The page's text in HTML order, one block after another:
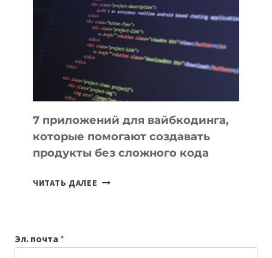
ИНСТРУМЕНТОВ
ДЛЯ
РАБОТЫ
7 приложений для вайбкодинга,
которые помогают создавать
продукты без сложного кода
ЧИТАТЬ ДАЛЕЕ
Эл. почта *